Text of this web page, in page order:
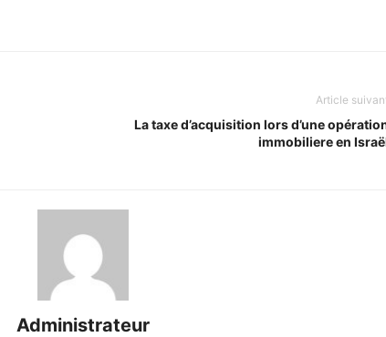
Article
La taxe d’acquisition lors d’une
immobiliere en
Administrateur